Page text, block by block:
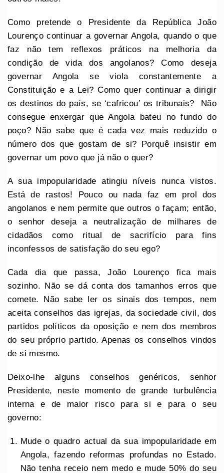
Como pretende o Presidente da República João
Lourenço continuar a governar Angola, quando o que
faz não tem reflexos práticos na melhoria da
condição de vida dos angolanos? Como deseja
governar Angola se viola constantemente a
Constituição e a Lei? Como quer continuar a dirigir
os destinos do país, se ‘cafricou’ os tribunais? Não
consegue enxergar que Angola bateu no fundo do
poço? Não sabe que é cada vez mais reduzido o
número dos que gostam de si? Porquê insistir em
governar um povo que já não o quer?
A sua impopularidade atingiu níveis nunca vistos.
Está de rastos! Pouco ou nada faz em prol dos
angolanos e nem permite que outros o façam; então,
o senhor deseja a neutralização de milhares de
cidadãos como ritual de sacrifício para fins
inconfessos de satisfação do seu ego?
Cada dia que passa, João Lourenço fica mais
sozinho. Não se dá conta dos tamanhos erros que
comete. Não sabe ler os sinais dos tempos, nem
aceita conselhos das igrejas, da sociedade civil, dos
partidos políticos da oposição e nem dos membros
do seu próprio partido. Apenas os conselhos vindos
de si mesmo.
Deixo-lhe alguns conselhos genéricos, senhor
Presidente, neste momento de grande turbulência
interna e de maior risco para si e para o seu
governo:
Mude o quadro actual da sua impopularidade em
Angola, fazendo reformas profundas no Estado.
Não tenha receio nem medo e mude 50% do seu